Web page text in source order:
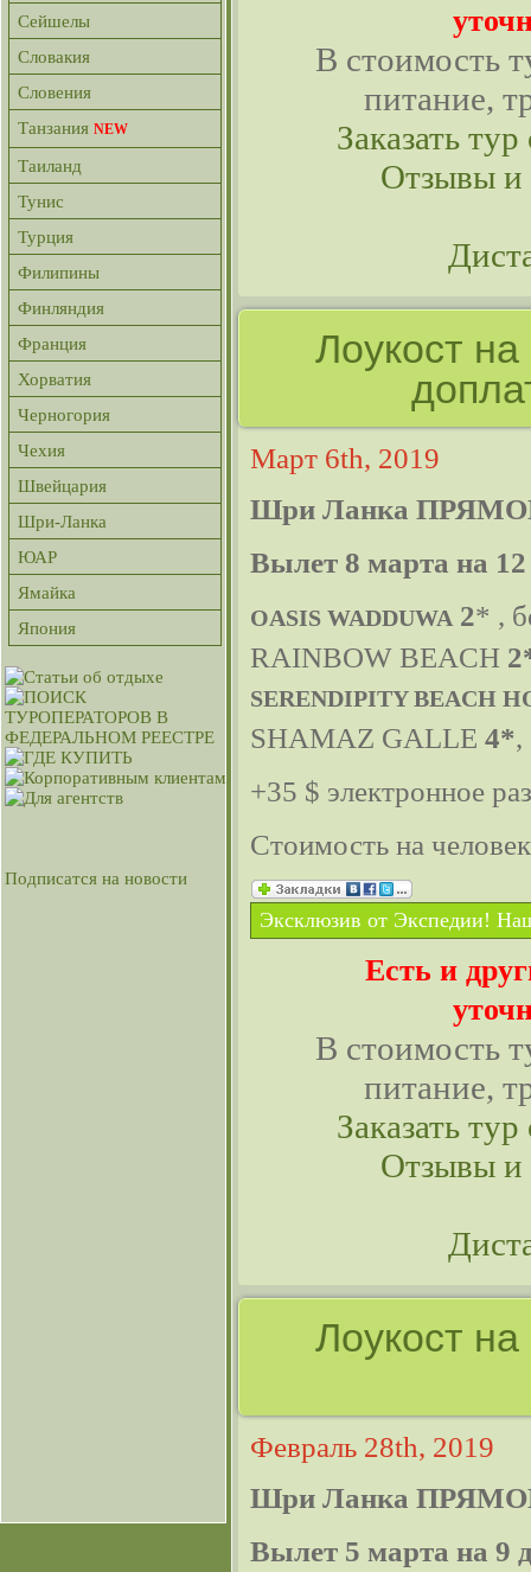
В стоимость
питание,
Заказать
Отзывы и
Лоукост
Март 6th, 2019
Шри Ланка
Вылет 8 марта на
OASIS WADDUWA 2* ,
RAINBOW BEACH
SERENDIPITY BEACH
SHAMAZ GALLE 4*,
+35 $ электронное
Стоимость на
Эксклюзив от Экспедии!
Есть и
В стоимость
питание,
Заказать
Отзывы и
Лоукост
Февраль 28th, 2019
Шри Ланка
Вылет 5 марта на 9
Сейшелы
Словакия
Словения
Танзания NEW
Таиланд
Тунис
Турция
Филипины
Финляндия
Франция
Хорватия
Черногория
Чехия
Швейцария
Шри-Ланка
ЮАР
Ямайка
Япония
Подписатся на новости